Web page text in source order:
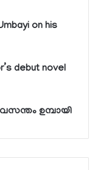
on his
debut novel
ഉമ്പായി